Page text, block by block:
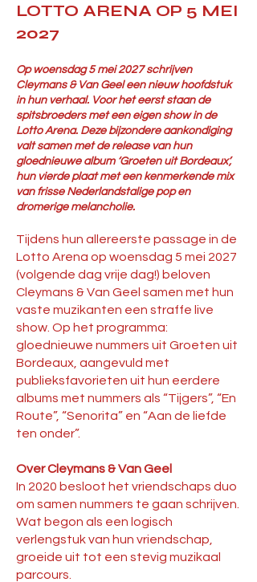
LOTTO ARENA OP 5 MEI
2027
Op woensdag 5 mei 2027 schrijven
Cleymans & Van Geel een nieuw hoofdstuk
in hun verhaal. Voor het eerst staan de
spitsbroeders met een eigen show in de
Lotto Arena. Deze bijzondere aankondiging
valt samen met de release van hun
gloednieuwe album ‘Groeten uit Bordeaux’,
hun vierde plaat met een kenmerkende mix
van frisse Nederlandstalige pop en
dromerige melancholie.
​Tijdens hun allereerste passage in de
Lotto Arena op woensdag 5 mei 2027
(volgende dag vrije dag!) beloven
Cleymans & Van Geel samen met hun
vaste muzikanten een straffe live
show. Op het programma:
gloednieuwe nummers uit Groeten uit
Bordeaux, aangevuld met
publieksfavorieten uit hun eerdere
albums met nummers als “Tijgers”, “En
Route”, “Senorita” en “Aan de liefde
ten onder”.
Over Cleymans & Van Geel
In 2020 besloot het vriendschaps duo
om samen nummers te gaan schrijven.
Wat begon als een logisch
verlengstuk van hun vriendschap,
groeide uit tot een stevig muzikaal
parcours.